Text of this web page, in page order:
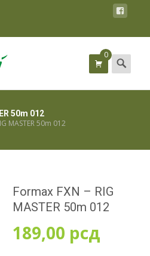
0 Search
for:
50m 012
MASTER 50m 012
Formax FXN – RIG
MASTER 50m 012
189,00 рсд